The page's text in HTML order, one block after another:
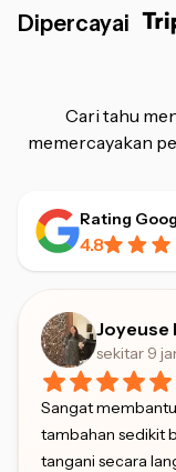
Dipercayai
Cari tahu
memercayakan
Rating
4.8
Joyeuse
sekitar 9
Sangat
tambahan sedikit
tangani secara